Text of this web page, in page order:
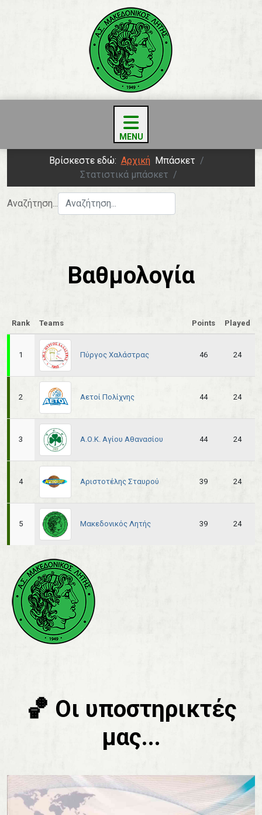
Βρίσκεστε εδώ: Αρχική Μπάσκετ
Στατιστικά μπάσκετ
Αναζήτηση...
Βαθμολογία
Rank Teams Points Played
1 Πύργος Χαλάστρας 46 24
2 Αετοί Πολίχνης 44 24
3 Α.Ο.Κ. Αγίου Αθανασίου 44 24
4 Αριστοτέλης Σταυρού 39 24
5 Μακεδονικός Λητής 39 24
🏀 Οι υποστηρικτές
μας...